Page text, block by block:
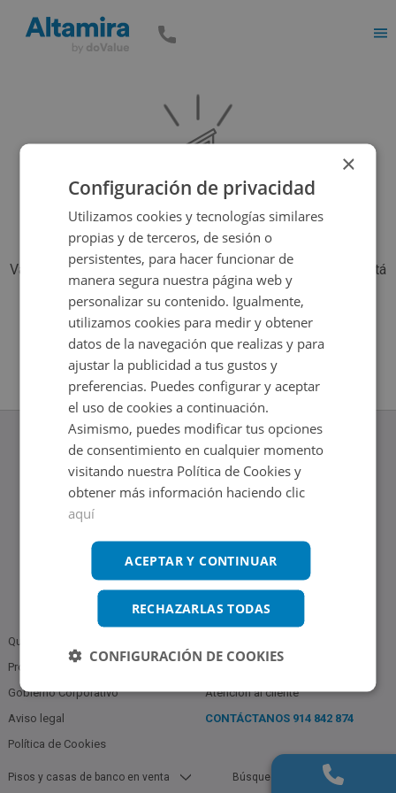
Vaya, parece que el inmueble que estás buscando ya no está
disponible, pero tenemos muchas más opciones...
Volver a buscar
Quiénes somos
Profesionales
Gobierno Corporativo
Aviso legal
Política de Cookies
Atención al cliente
CONTÁCTANOS 914 842 874
Pisos y casas de banco en venta Búsquedas populares
×
Configuración de privacidad
Utilizamos cookies y tecnologías similares
propias y de terceros, de sesión o
persistentes, para hacer funcionar de
manera segura nuestra página web y
personalizar su contenido. Igualmente,
utilizamos cookies para medir y obtener
datos de la navegación que realizas y para
ajustar la publicidad a tus gustos y
preferencias. Puedes configurar y aceptar
el uso de cookies a continuación.
Asimismo, puedes modificar tus opciones
de consentimiento en cualquier momento
visitando nuestra Política de Cookies y
obtener más información haciendo clic
aquí
ACEPTAR Y CONTINUAR
RECHAZARLAS TODAS
CONFIGURACIÓN DE COOKIES